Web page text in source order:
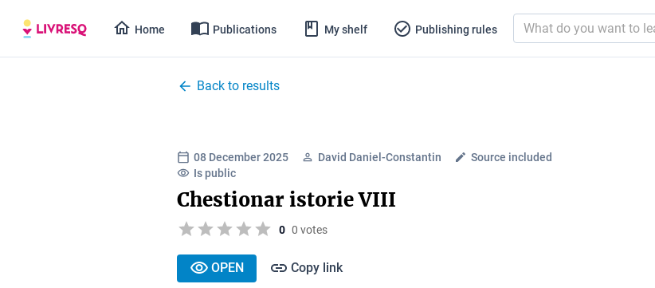
Home Publications My shelf Publishing rules
Back to results
08 December 2025 David Daniel-Constantin
Source included
Is public
Chestionar istorie VIII
0 0 votes
OPEN Copy link